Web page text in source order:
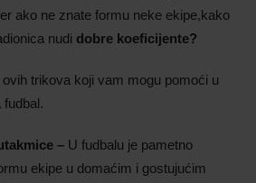
ako ne znate formu neke ekipe,kako
nudi dobre koeficijente?
trikova koji vam mogu pomoći u
fudbal.
– U fudbalu je pametno
ekipe u domaćim i gostujućim